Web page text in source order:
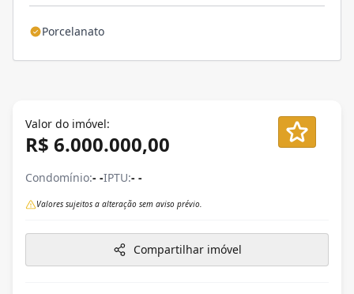
Porcelanato
Valor do imóvel:
R$ 6.000.000,00
Condomínio:- -IPTU:- -
Valores sujeitos a alteração sem aviso prévio.
Compartilhar imóvel